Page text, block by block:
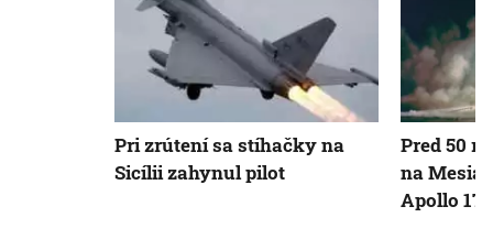
Pri zrútení sa stíhačky na
Sicílii zahynul pilot
Pred 50
na
Apollo 17